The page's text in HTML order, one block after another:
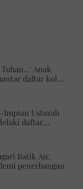
Anak
daftar kolej,
Ustazah
daftar
Batik Air,
penerbangan